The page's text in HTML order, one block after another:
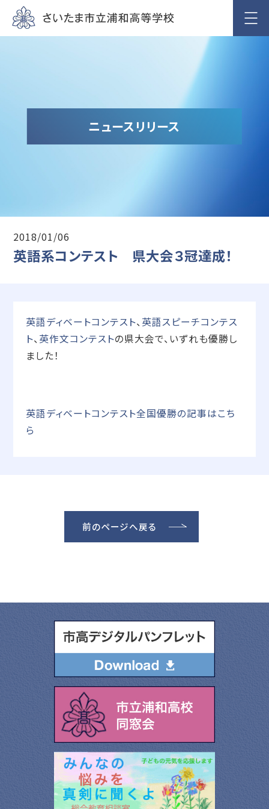
ニュースリリース
2018/01/06
英語系コンテスト 県大会３冠達成！
英語ディベートコンテスト、 英語スピーチコンテス
ト、 英作文コンテストの県大会で、いずれも優勝し
ました！
英語ディベートコンテスト全国優勝の記事はこち
ら
前のページへ戻る